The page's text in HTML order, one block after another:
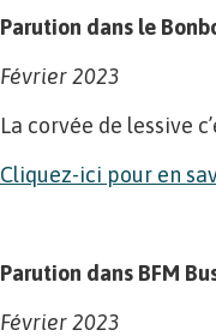
Parution dans le
Février 2023
La corvée de lessive
Cliquez-ici pour en
Parution dans BFM
Février 2023